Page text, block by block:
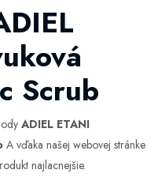
Scrub
ADIEL ETANI
A vďaka našej webovej stránke
najlacnejšie.